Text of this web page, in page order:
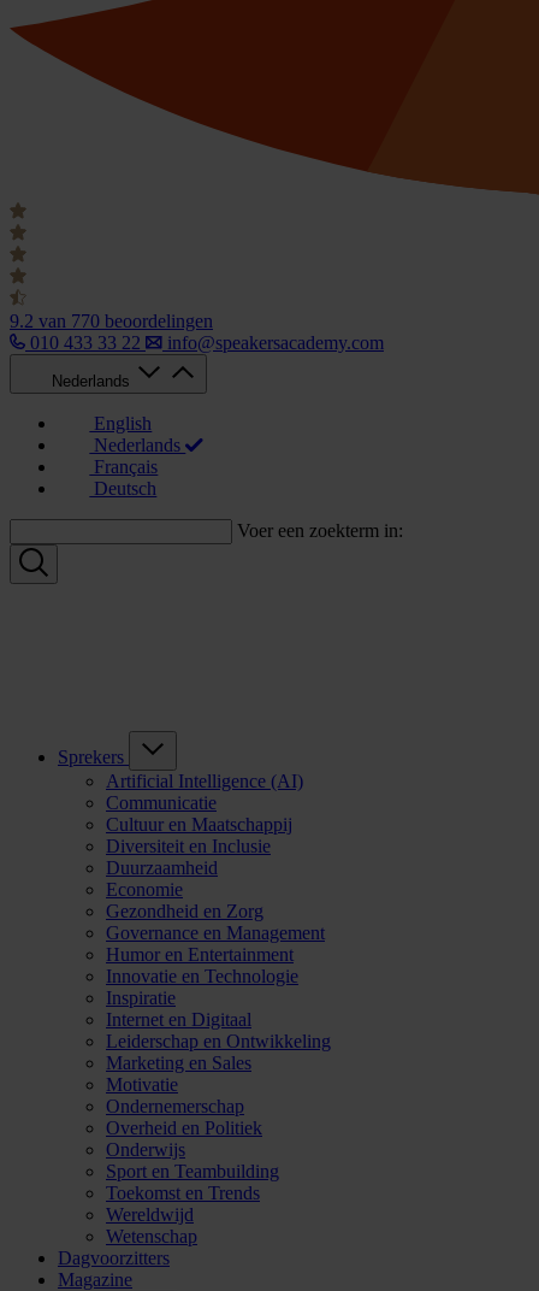
9.2 van 770 beoordelingen
010 433 33 22
info@speakersacademy.com
Nederlands
English
Nederlands
Français
Deutsch
Voer een zoekterm in:
Sprekers
Artificial Intelligence (AI)
Communicatie
Cultuur en Maatschappij
Diversiteit en Inclusie
Duurzaamheid
Economie
Gezondheid en Zorg
Governance en Management
Humor en Entertainment
Innovatie en Technologie
Inspiratie
Internet en Digitaal
Leiderschap en Ontwikkeling
Marketing en Sales
Motivatie
Ondernemerschap
Overheid en Politiek
Onderwijs
Sport en Teambuilding
Toekomst en Trends
Wereldwijd
Wetenschap
Dagvoorzitters
Magazine